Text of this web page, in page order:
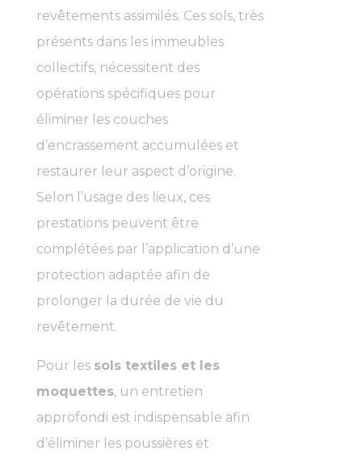
revêtements assimilés. Ces sols, très
présents dans les immeubles
collectifs, nécessitent des
opérations spécifiques pour
éliminer les couches
d’encrassement accumulées et
restaurer leur aspect d’origine.
Selon l’usage des lieux, ces
prestations peuvent être
complétées par l’application d’une
protection adaptée afin de
prolonger la durée de vie du
revêtement.
Pour les sols textiles et les
moquettes, un entretien
approfondi est indispensable afin
d’éliminer les poussières et